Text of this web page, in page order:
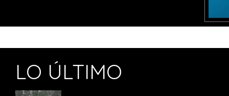
LO ÚLTIMO